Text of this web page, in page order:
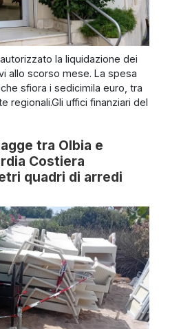
la liquidazione dei
allo scorso mese. La spesa
sfiora i sedicimila euro, tra
regionali.Gli uffici finanziari del
tra Olbia e
Costiera
quadri di arredi